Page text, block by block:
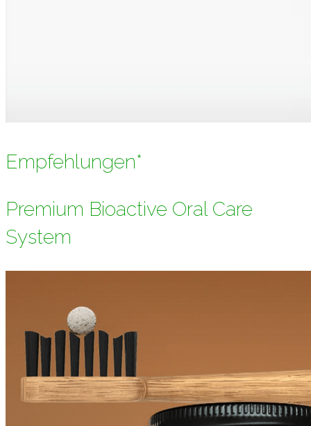
Empfehlungen*
Premium Bioactive Oral Care
System